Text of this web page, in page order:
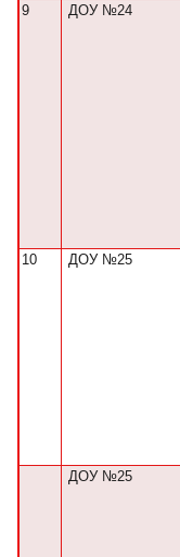
9 ДОУ №24
10 ДОУ №25
ДОУ №25